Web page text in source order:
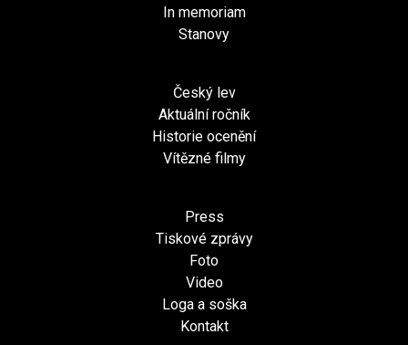
In memoriam
Stanovy
Český lev
Aktuální ročník
Historie ocenění
Vítězné filmy
Press
Tiskové zprávy
Foto
Video
Loga a soška
Kontakt